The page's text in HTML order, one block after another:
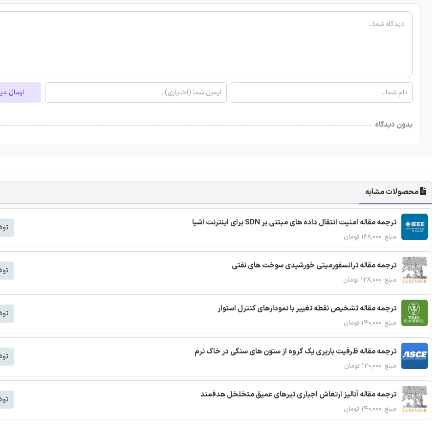
ارسال
بدون دیدگاه
محصولات مشابه
ترجمه مقاله امنیت انتقال داده های مبتنی بر SDN برای اینترنت اشیا
مبلغ: ۱۶۸,۰۰۰ تومان
ترجمه مقاله ترانسفورمیتی خورشیدی سوخت های نفتی
مبلغ: ۱۲۸,۰۰۰ تومان
ترجمه مقاله تشخیص نقطه تغییر با نمودارهای کنترل استوار
مبلغ: ۱۴۰,۰۰۰ تومان
ترجمه مقاله ظرفیت باربری یک گروه از ستون های سنگی در خاک نرم
مبلغ: ۱۲۰,۰۰۰ تومان
ترجمه مقاله آنالیز ارتعاش اجباری تیرهای عمیق متخلخل هدفمند
مبلغ: ۱۴۰,۰۰۰ تومان